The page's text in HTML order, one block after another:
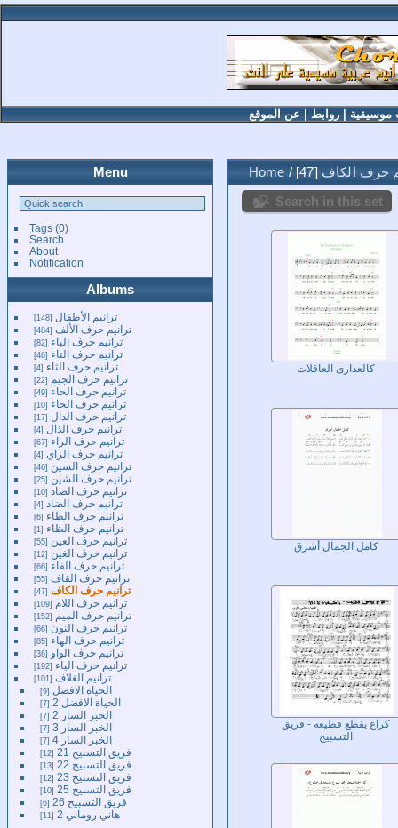
موسيقية |روابط عن الموقع
Menu
Tags(0)
Search
About
Notification
Albums
ترانيم الأطفال 148
ترانيم حرف الألف 484
ترانيم حرف الباء 82
ترانيم حرف التاء 46
ترانيم حرف الثاء 4
ترانيم حرف الجيم 22
ترانيم حرف الحاء 49
ترانيم حرف الخاء 10
ترانيم حرف الدال 17
ترانيم حرف الذال 4
ترانيم حرف الراء 67
ترانيم حرف الزاي 4
ترانيم حرف السين 46
ترانيم حرف الشين 25
ترانيم حرف الصاد 10
ترانيم حرف الضاد 4
ترانيم حرف الطاء 6
ترانيم حرف الظاء 1
ترانيم حرف العين 55
ترانيم حرف الغين 12
ترانيم حرف الفاء 66
ترانيم حرف القاف 55
ترانيم حرف الكاف 47
ترانيم حرف اللام 109
ترانيم حرف الميم 152
ترانيم حرف النون 66
ترانيم حرف الهاء 85
ترانيم حرف الواو 36
ترانيم حرف الياء 192
ترانيم الغلاف 101
الحياة الافضل 9
الحياة الافضل 2 7
الخبر السار 2 7
الخبر السار 3 7
الخبر السار 4 7
فريق التسبيح 21 12
فريق التسبيح 22 13
فريق التسبيح 23 12
فريق التسبيح 25 10
فريق التسبيح 26 6
هاني روماني 2 11
Home / حرف الكاف 47
Search in this set
كالعذارى العاقلات
كامل الجمال أشرق
كراع يقطع قطيعه - فريق
التسبيح